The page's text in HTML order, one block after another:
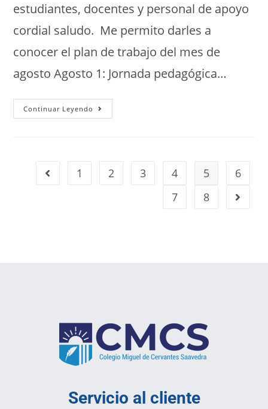
estudiantes, docentes y personal de apoyo
cordial saludo. Me permito darles a
conocer el plan de trabajo del mes de
agosto Agosto 1: Jornada pedagógica…
Continuar Leyendo
1 2 3 4 5
6
7
8
Servicio al cliente